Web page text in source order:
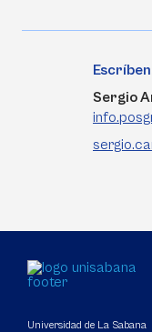
Sergio
Universidad de La Sabana